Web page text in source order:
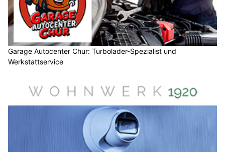
Garage Autocenter Chur: Turbolader-Spezialist und
Werkstattservice